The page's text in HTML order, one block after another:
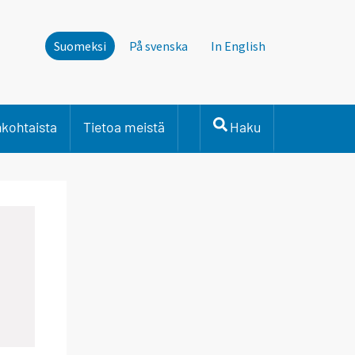
Suomeksi På svenska In English
Tietoa meistä Haku